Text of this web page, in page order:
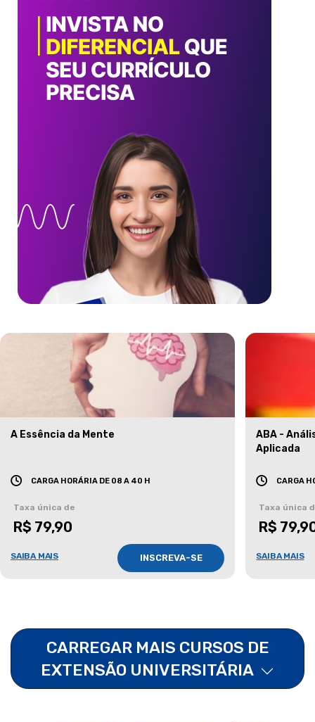
A Essência da Mente
CARGA HORÁRIA DE 08 A 40 H
Taxa única de
R$ 79,90
SAIBA MAIS INSCREVA-SE
ABA -
Aplicada
CARGA
Taxa única
R$
SAIBA MAIS
CARREGAR MAIS CURSOS DE
EXTENSÃO UNIVERSITÁRIA